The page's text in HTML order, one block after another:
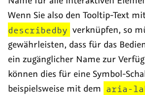
Wenn Sie also den Tooltip-Text
describedby verknüpfen, so
gewährleisten, dass für das
ein zugänglicher Name zur
können dies für eine Symbol-
beispielsweise mit dem aria-